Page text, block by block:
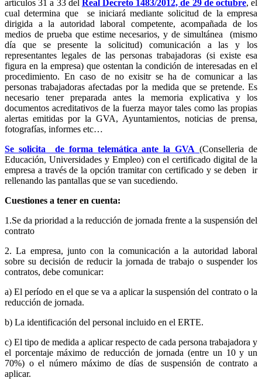
artículos 31 a 33 del Real Decreto 1483/2012, de 29 de octubre, el
cual determina que se iniciará mediante solicitud de la empresa
dirigida a la autoridad laboral competente, acompañada de los
medios de prueba que estime necesarios, y de simultánea (mismo
día que se presente la solicitud) comunicación a las y los
representantes legales de las personas trabajadoras (si existe esa
figura en la empresa) que ostentan la condición de interesadas en el
procedimiento. En caso de no exisitr se ha de comunicar a las
personas trabajadoras afectadas por la medida que se pretende. Es
necesario tener preparada antes la memoria explicativa y los
documentos acreditativos de la fuerza mayor tales como las propias
alertas emitidas por la GVA, Ayuntamientos, noticias de prensa,
fotografías, informes etc…
Se solicita de forma telemática ante la GVA (Conselleria de
Educación, Universidades y Empleo) con el certificado digital de la
empresa a través de la opción tramitar con certificado y se deben ir
rellenando las pantallas que se van sucediendo.
Cuestiones a tener en cuenta:
1.Se da prioridad a la reducción de jornada frente a la suspensión del
contrato
2. La empresa, junto con la comunicación a la autoridad laboral
sobre su decisión de reducir la jornada de trabajo o suspender los
contratos, debe comunicar:
a) El período en el que se va a aplicar la suspensión del contrato o la
reducción de jornada.
b) La identificación del personal incluido en el ERTE.
c) El tipo de medida a aplicar respecto de cada persona trabajadora y
el porcentaje máximo de reducción de jornada (entre un 10 y un
70%) o el número máximo de días de suspensión de contrato a
aplicar.